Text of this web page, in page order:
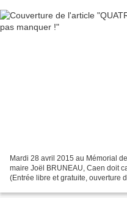
Mardi 28 avril 2015 au Mémorial
maire Joël BRUNEAU, Caen doit
(Entrée libre et gratuite, ouverture